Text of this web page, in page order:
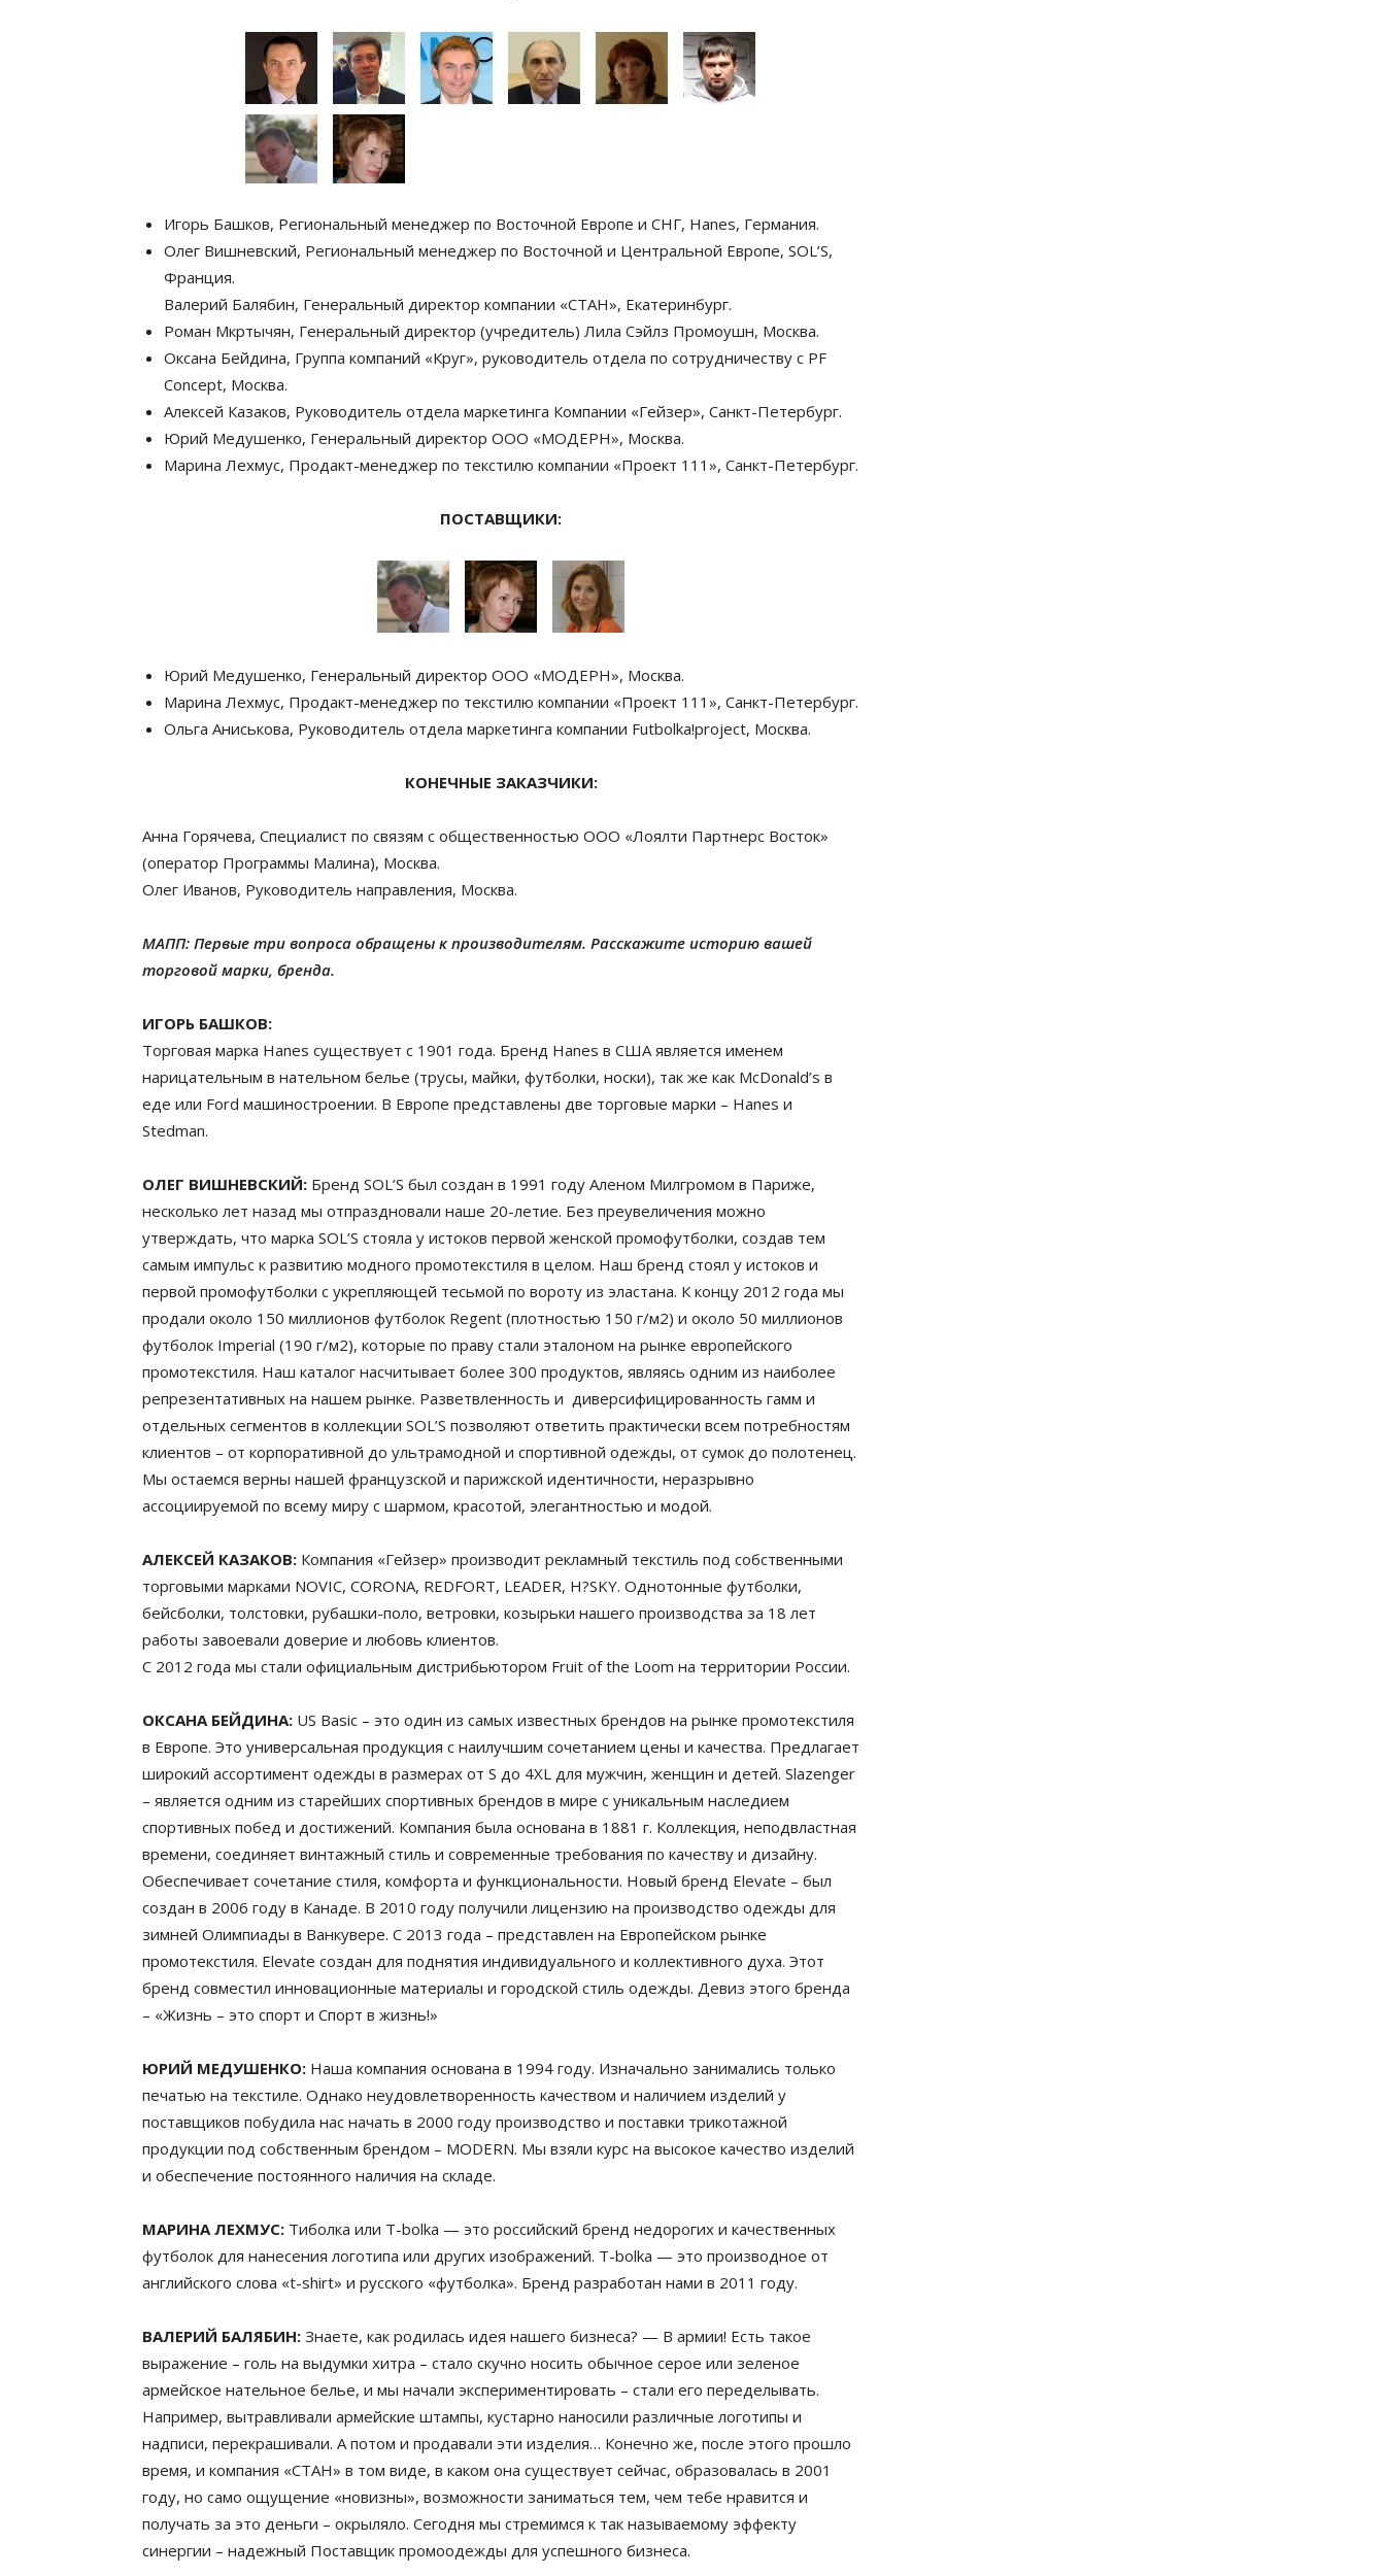
Игорь Башков, Региональный менеджер по Восточной Европе и СНГ, Нanes, Германия.
Олег Вишневский, Региональный менеджер по Восточной и Центральной Европе, SOL’S,
Франция.
Валерий Балябин, Генеральный директор компании «СТАН», Екатеринбург.
Роман Мкртычян, Генеральный директор (учредитель) Лила Сэйлз Промоушн, Москва.
Оксана Бейдина, Группа компаний «Круг», руководитель отдела по сотрудничеству с PF
Concept, Москва.
Алексей Казаков, Руководитель отдела маркетинга Компании «Гейзер», Санкт-Петербург.
Юрий Медушенко, Генеральный директор ООО «МОДЕРН», Москва.
Марина Лехмус, Продакт-менеджер по текстилю компании «Проект 111», Санкт-Петербург.
ПОСТАВЩИКИ:
Юрий Медушенко, Генеральный директор ООО «МОДЕРН», Москва.
Марина Лехмус, Продакт-менеджер по текстилю компании «Проект 111», Санкт-Петербург.
Ольга Аниськова, Руководитель отдела маркетинга компании Futbolka!project, Москва.
КОНЕЧНЫЕ ЗАКАЗЧИКИ:
Анна Горячева, Специалист по связям с общественностью ООО «Лоялти Партнерс Восток»
(оператор Программы Малина), Москва.
Олег Иванов, Руководитель направления, Москва.
МАПП: Первые три вопроса обращены к производителям. Расскажите историю вашей
торговой марки, бренда.
ИГОРЬ БАШКОВ:
Торговая марка Hanes существует с 1901 года. Бренд Hanes в США является именем
нарицательным в нательном белье (трусы, майки, футболки, носки), так же как McDonald’s в
еде или Ford машиностроении. В Европе представлены две торговые марки – Hanes и
Stedman.
ОЛЕГ ВИШНЕВСКИЙ: Бренд SOL’S был создан в 1991 году Аленом Милгромом в Париже,
несколько лет назад мы отпраздновали наше 20-летие. Без преувеличения можно
утверждать, что марка SOL’S стояла у истоков первой женской промофутболки, создав тем
самым импульс к развитию модного промотекстиля в целом. Наш бренд стоял у истоков и
первой промофутболки с укрепляющей тесьмой по вороту из эластана. К концу 2012 года мы
продали около 150 миллионов футболок Regent (плотностью 150 г/м2) и около 50 миллионов
футболок Imperial (190 г/м2), которые по праву стали эталоном на рынке европейского
промотекстиля. Наш каталог насчитывает более 300 продуктов, являясь одним из наиболее
репрезентативных на нашем рынке. Разветвленность и диверсифицированность гамм и
отдельных сегментов в коллекции SOL’S позволяют ответить практически всем потребностям
клиентов – от корпоративной до ультрамодной и спортивной одежды, от сумок до полотенец.
Мы остаемся верны нашей французской и парижской идентичности, неразрывно
ассоциируемой по всему миру с шармом, красотой, элегантностью и модой.
АЛЕКСЕЙ КАЗАКОВ: Компания «Гейзер» производит рекламный текстиль под собственными
торговыми марками NOVIC, CORONA, REDFORT, LEADER, H?SKY. Однотонные футболки,
бейсболки, толстовки, рубашки-поло, ветровки, козырьки нашего производства за 18 лет
работы завоевали доверие и любовь клиентов.
С 2012 года мы стали официальным дистрибьютором Fruit of the Loom на территории России.
ОКСАНА БЕЙДИНА: US Basic – это один из самых известных брендов на рынке промотекстиля
в Европе. Это универсальная продукция с наилучшим сочетанием цены и качества. Предлагает
широкий ассортимент одежды в размерах от S до 4XL для мужчин, женщин и детей. Slazenger
– является одним из старейших спортивных брендов в мире с уникальным наследием
спортивных побед и достижений. Компания была основана в 1881 г. Коллекция, неподвластная
времени, соединяет винтажный стиль и современные требования по качеству и дизайну.
Обеспечивает сочетание стиля, комфорта и функциональности. Новый бренд Elevate – был
создан в 2006 году в Канаде. В 2010 году получили лицензию на производство одежды для
зимней Олимпиады в Ванкувере. С 2013 года – представлен на Европейском рынке
промотекстиля. Elevate создан для поднятия индивидуального и коллективного духа. Этот
бренд совместил инновационные материалы и городской стиль одежды. Девиз этого бренда
– «Жизнь – это спорт и Спорт в жизнь!»
ЮРИЙ МЕДУШЕНКО: Наша компания основана в 1994 году. Изначально занимались только
печатью на текстиле. Однако неудовлетворенность качеством и наличием изделий у
поставщиков побудила нас начать в 2000 году производство и поставки трикотажной
продукции под собственным брендом – MODERN. Мы взяли курс на высокое качество изделий
и обеспечение постоянного наличия на складе.
МАРИНА ЛЕХМУС: Тиболка или T-bolka — это российский бренд недорогих и качественных
футболок для нанесения логотипа или других изображений. T-bolka — это производное от
английского слова «t-shirt» и русского «футболка». Бренд разработан нами в 2011 году.
ВАЛЕРИЙ БАЛЯБИН: Знаете, как родилась идея нашего бизнеса? — В армии! Есть такое
выражение – голь на выдумки хитра – стало скучно носить обычное серое или зеленое
армейское нательное белье, и мы начали экспериментировать – стали его переделывать.
Например, вытравливали армейские штампы, кустарно наносили различные логотипы и
надписи, перекрашивали. А потом и продавали эти изделия… Конечно же, после этого прошло
время, и компания «СТАН» в том виде, в каком она существует сейчас, образовалась в 2001
году, но само ощущение «новизны», возможности заниматься тем, чем тебе нравится и
получать за это деньги – окрыляло. Сегодня мы стремимся к так называемому эффекту
синергии – надежный Поставщик промоодежды для успешного бизнеса.